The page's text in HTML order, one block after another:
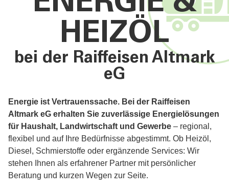
HEIZÖL
bei der Raiffeisen Altmark
eG
Energie ist Vertrauenssache. Bei der Raiffeisen
Altmark eG erhalten Sie zuverlässige Energielösungen
für Haushalt, Landwirtschaft und Gewerbe – regional,
flexibel und auf Ihre Bedürfnisse abgestimmt. Ob Heizöl,
Diesel, Schmierstoffe oder ergänzende Services: Wir
stehen Ihnen als erfahrener Partner mit persönlicher
Beratung und kurzen Wegen zur Seite.